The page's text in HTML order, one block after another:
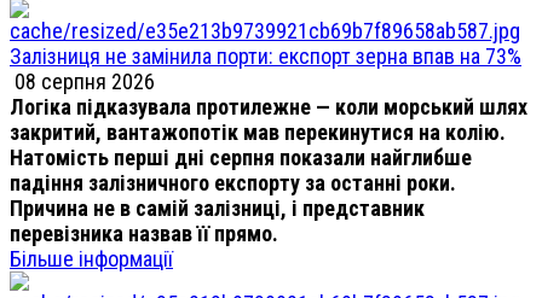
Залізниця не замінила порти: експорт зерна впав на 73%
08 серпня 2026
Логіка підказувала протилежне — коли морський шлях
закритий, вантажопотік мав перекинутися на колію.
Натомість перші дні серпня показали найглибше
падіння залізничного експорту за останні роки.
Причина не в самій залізниці, і представник
перевізника назвав її прямо.
Більше інформації